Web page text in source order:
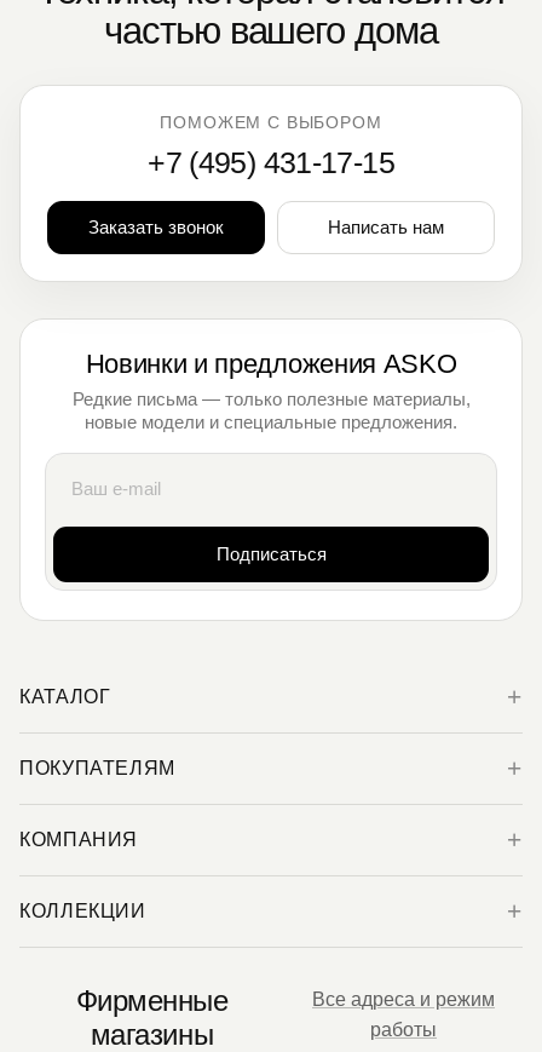
частью вашего дома
ПОМОЖЕМ С ВЫБОРОМ
+7 (495) 431-17-15
Заказать звонок Написать нам
Новинки и предложения ASKO
Редкие письма — только полезные материалы,
новые модели и специальные предложения.
Подписаться
КАТАЛОГ
ПОКУПАТЕЛЯМ
КОМПАНИЯ
КОЛЛЕКЦИИ
Фирменные
магазины
Все адреса и режим
работы